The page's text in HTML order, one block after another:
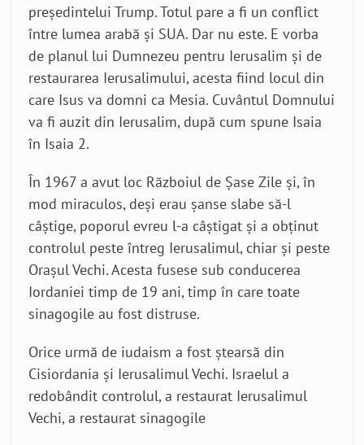
președintelui Trump. Totul pare a fi un conflict
între lumea arabă și SUA. Dar nu este. E vorba
de planul lui Dumnezeu pentru Ierusalim și de
restaurarea Ierusalimului, acesta fiind locul din
care Isus va domni ca Mesia. Cuvântul Domnului
va fi auzit din Ierusalim, după cum spune Isaia
în Isaia 2.
În 1967 a avut loc Războiul de Șase Zile și, în
mod miraculos, deși erau șanse slabe să-l
câștige, poporul evreu l-a câștigat și a obținut
controlul peste întreg Ierusalimul, chiar și peste
Orașul Vechi. Acesta fusese sub conducerea
Iordaniei timp de 19 ani, timp în care toate
sinagogile au fost distruse.
Orice urmă de iudaism a fost ștearsă din
Cisiordania și Ierusalimul Vechi. Israelul a
redobândit controlul, a restaurat Ierusalimul
Vechi, a restaurat sinagogile